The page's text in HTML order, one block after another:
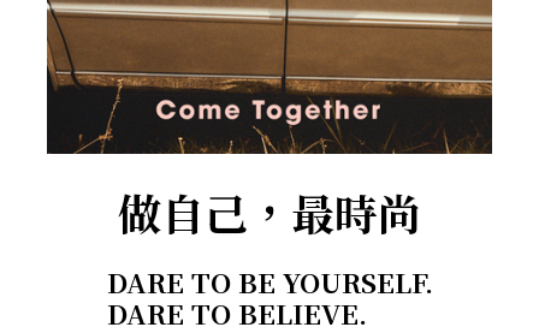
做自己，最時尚
DARE TO BE YOURSELF.
DARE TO BELIEVE.